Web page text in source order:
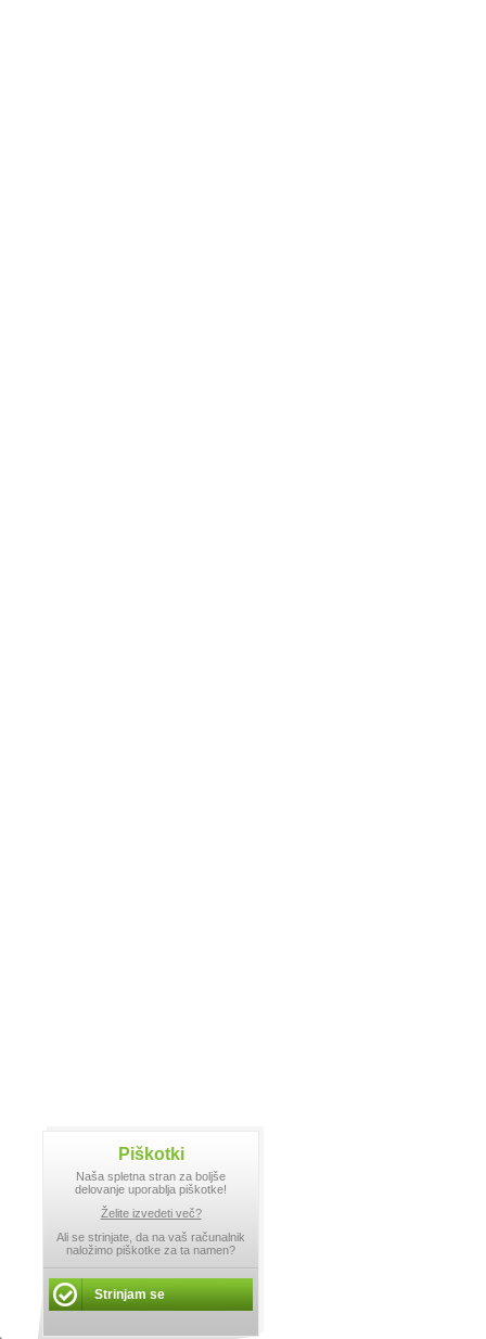
Piškotki
Naša spletna stran za boljše
delovanje uporablja piškotke!
Želite izvedeti več?
Ali se strinjate, da na vaš računalnik
naložimo piškotke za ta namen?
Strinjam se